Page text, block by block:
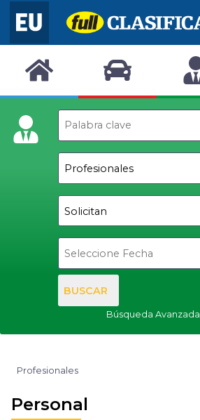
BUSCAR
Búsqueda Avanzada
Profesionales
Personal